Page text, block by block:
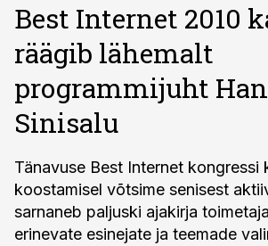
Best Internet 2010
räägib lähemalt
programmijuht
Sinisalu
Tänavuse Best Internet kongressi
koostamisel võtsime senisest
sarnaneb paljuski ajakirja
erinevate esinejate ja teemade